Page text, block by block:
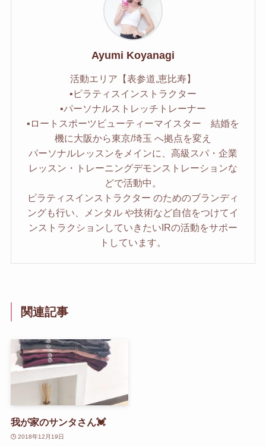
Ayumi Koyanagi
活動エリア【表参道,恵比寿】
▪︎ピラティスインストラクター
▪︎パーソナルストレッチトレーナー
▪︎ロートスポーツビューティーマイスター 結婚を
機に大阪から東京/埼玉 へ拠点を変え
パーソナルレッスンをメインに、高級スパ・企業
レッスン・トレーニングデモンストレーションな
どで活動中。
ピラティスインストラクター のためのブランディ
ングも行い、メンタル や技術など自信をつけてイ
ンストラクションしていきたいIRの活動をサポー
トしています。
関連記事
我が家のサンタさん💓
2018年12月19日